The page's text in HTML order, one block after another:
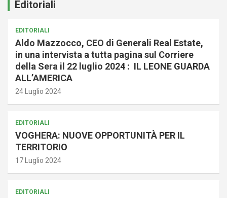
Editoriali
EDITORIALI
Aldo Mazzocco, CEO di Generali Real Estate,
in una intervista a tutta pagina sul Corriere
della Sera il 22 luglio 2024 : IL LEONE GUARDA
ALL’AMERICA
24 Luglio 2024
EDITORIALI
VOGHERA: NUOVE OPPORTUNITÀ PER IL
TERRITORIO
17 Luglio 2024
EDITORIALI